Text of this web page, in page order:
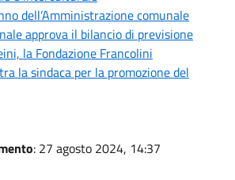
dell’Amministrazione comunale
approva il bilancio di previsione
la Fondazione Francolini
la sindaca per la promozione del
: 27 agosto 2024, 14:37